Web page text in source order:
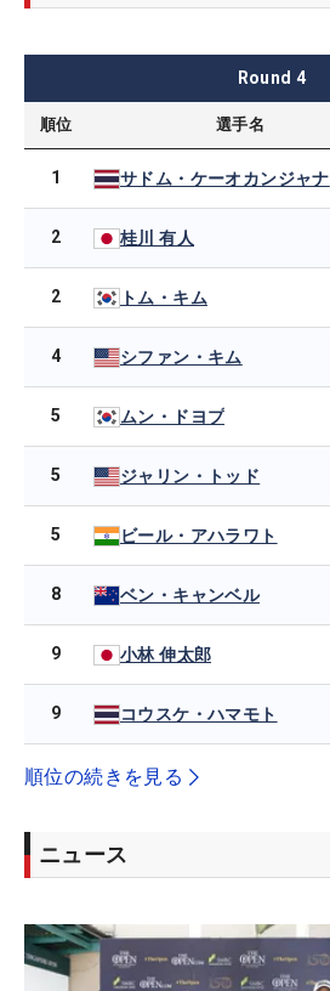
Round 4
順位 選手名
1 サドム・ケーオカンジャナ
2 桂川 有人
2 トム・キム
4 シファン・キム
5 ムン・ドヨプ
5 ジャリン・トッド
5 ビール・アハラワト
8 ベン・キャンベル
9 小林 伸太郎
9 コウスケ・ハマモト
順位の続きを見る
ニュース